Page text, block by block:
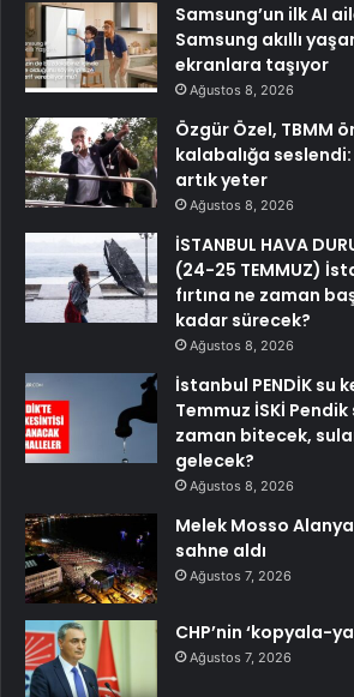
Samsung’un ilk AI
Samsung akıllı
ekranlara taşıyor
Ağustos 8, 2026
Özgür Özel, TBMM
kalabalığa
artık yeter
Ağustos 8, 2026
İSTANBUL HAVA
(24-25 TEMMUZ)
fırtına ne zaman
kadar sürecek?
Ağustos 8, 2026
İstanbul PENDİK su
Temmuz İSKİ
zaman bitecek,
gelecek?
Ağustos 8, 2026
Melek Mosso
sahne aldı
Ağustos 7, 2026
CHP’nin ‘kopyala-
Ağustos 7, 2026